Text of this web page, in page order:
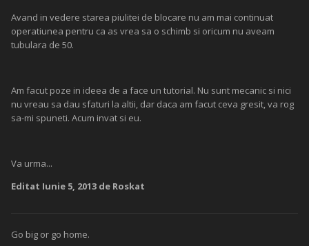
Avand in vedere starea piulitei de blocare nu am mai continuat
operatiunea pentru ca as vrea sa o schimb si oricum nu aveam
tubulara de 50.
Am facut poze in ideea de a face un tutorial. Nu sunt mecanic si nici
nu vreau sa dau sfaturi la altii, dar daca am facut ceva gresit, va rog
sa-mi spuneti. Acum invat si eu.
Va urma...
Editat Iunie 5, 2013 de Roskat
Go big or go home.